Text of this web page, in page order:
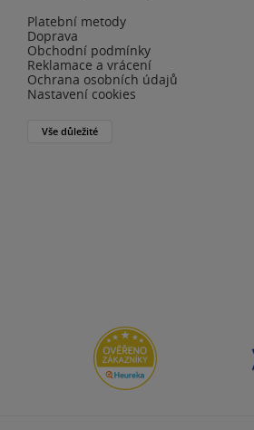
Platební metody
Doprava
Obchodní podmínky
Reklamace a vrácení
Ochrana osobních údajů
Nastavení cookies
Vše důležité